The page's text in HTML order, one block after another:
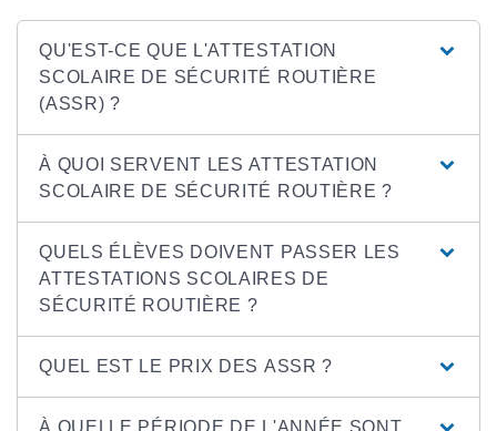
QU'EST-CE QUE L'ATTESTATION
SCOLAIRE DE SÉCURITÉ ROUTIÈRE
(ASSR) ?
À QUOI SERVENT LES ATTESTATION
SCOLAIRE DE SÉCURITÉ ROUTIÈRE ?
QUELS ÉLÈVES DOIVENT PASSER LES
ATTESTATIONS SCOLAIRES DE
SÉCURITÉ ROUTIÈRE ?
QUEL EST LE PRIX DES ASSR ?
À QUELLE PÉRIODE DE L'ANNÉE SONT